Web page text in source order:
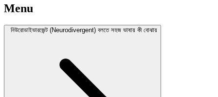
Menu
নিউরোডাইভারজেন্ট (Neurodivergent) বলতে সহজ ভাষায় কী বোঝায়